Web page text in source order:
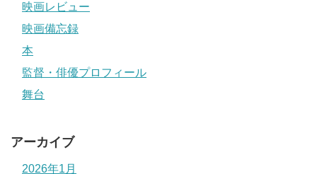
映画レビュー
映画備忘録
本
監督・俳優プロフィール
舞台
アーカイブ
2026年1月